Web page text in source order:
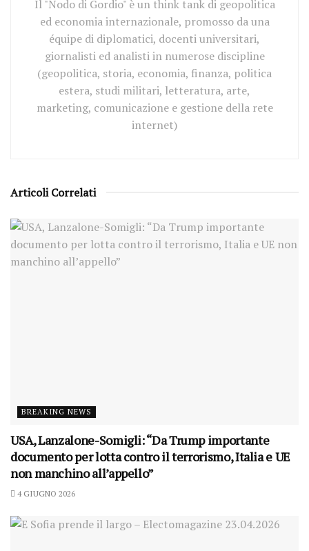
Il "Nodo di Gordio" è un think tank di geopolitica
ed economia internazionale, promosso da una
équipe di diplomatici, docenti universitari,
giornalisti ed analisti in numerose discipline
(geopolitica, storia, economia, finanza, politica
estera, studi militari, letteratura, arte,
marketing, comunicazione e gestione della rete
internet)
Articoli Correlati
BREAKING NEWS
USA, Lanzalone-Somigli: “Da Trump importante
documento per lotta contro il terrorismo, Italia e UE
non manchino all’appello”
4 GIUGNO 2026